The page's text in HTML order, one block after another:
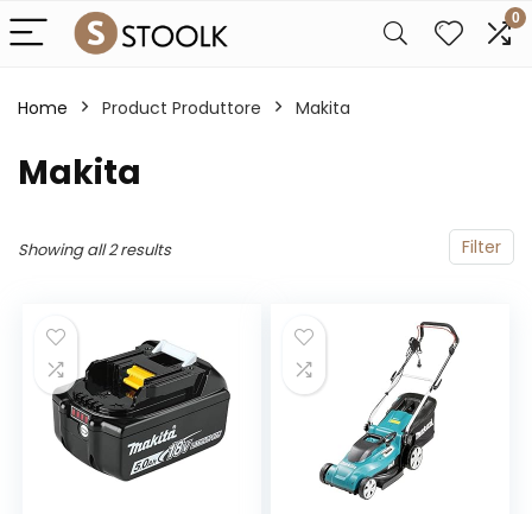
0
Home Product Produttore ‎Makita
‎Makita
Filter
Showing all 2 results